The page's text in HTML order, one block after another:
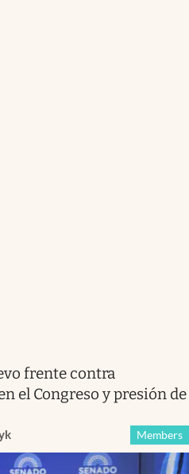
frente contra
el Congreso y presión de
Members